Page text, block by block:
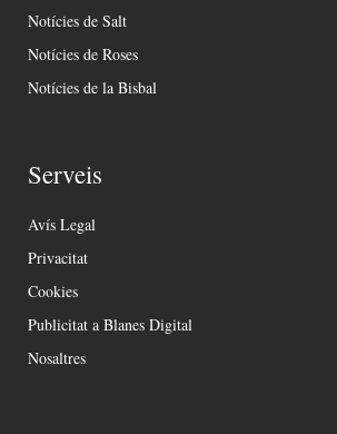
Notícies de Salt
Notícies de Roses
Notícies de la Bisbal
Serveis
Avís Legal
Privacitat
Cookies
Publicitat a Blanes Digital
Nosaltres